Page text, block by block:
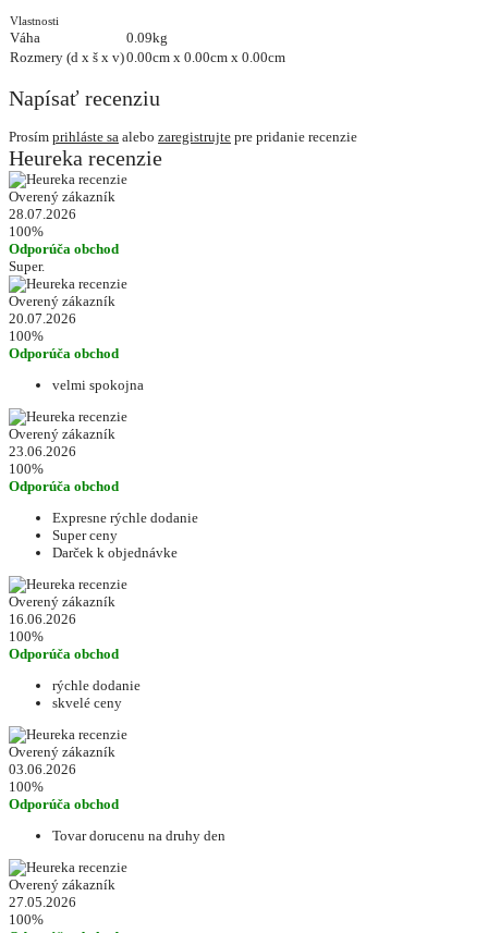
Vlastnosti
Váha
0.09kg
Rozmery (d x š x v)0.00cm x 0.00cm x 0.00cm
Napísať recenziu
Prosím prihláste sa alebo zaregistrujte pre pridanie recenzie
Heureka recenzie
Overený zákazník
28.07.2026
100%
Odporúča obchod
Super.
Overený zákazník
20.07.2026
100%
Odporúča obchod
velmi spokojna
Overený zákazník
23.06.2026
100%
Odporúča obchod
Expresne rýchle dodanie
Super ceny
Darček k objednávke
Overený zákazník
16.06.2026
100%
Odporúča obchod
rýchle dodanie
skvelé ceny
Overený zákazník
03.06.2026
100%
Odporúča obchod
Tovar dorucenu na druhy den
Overený zákazník
27.05.2026
100%